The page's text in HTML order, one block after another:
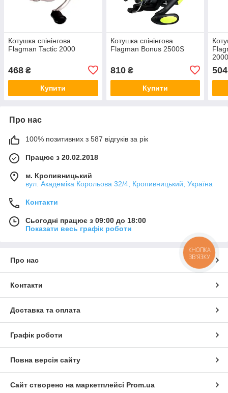
Котушка спінінгова
Flagman Tactic 2000
468 ₴
Купити
Котушка спінінгова
Flagman Bonus 2500S
810₴
Купити
504
Про нас
100% позитивних з 587 відгуків за рік
Працює з 20.02.2018
м. Кропивницький
вул. Академіка Корольова 32/4, Кропивницький, Україна
Контакти
Сьогодні працює з 09:00 до 18:00
Показати весь графік роботи
Про нас
Контакти
Доставка та оплата
Графік роботи
Повна версія сайту
Сайт створено на маркетплейсі Prom.ua
КНОПКА
ЗВ'ЯЗКУ